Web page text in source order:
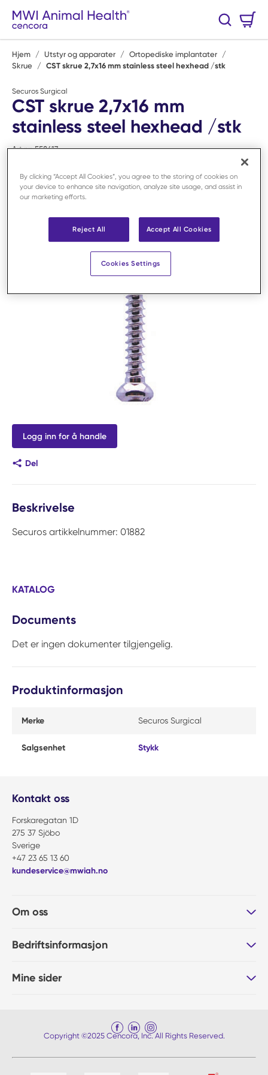
Hopp til hovedinnhold
Søk
Hjem / Utstyr og apparater / Ortopediske implantater /
Skrue
/ CST skrue 2,7x16 mm stainless steel hexhead /stk
Securos Surgical
CST skrue 2,7x16 mm
stainless steel hexhead /stk
Art.nr: F58617
Logg inn for å handle
Del
Beskrivelse
Securos artikkelnummer: 01882
KATALOG
Documents
Det er ingen dokumenter tilgjengelig.
Produktinformasjon
Merke Securos Surgical
Salgsenhet Stykk
Kontakt oss
Forskaregatan 1D
275 37 Sjöbo
Sverige
+47 23 65 13 60
kundeservice@mwiah.no
Om oss
Bedriftsinformasjon
Mine sider
Copyright ©2025 Cencora, Inc. All Rights Reserved.
By clicking “Accept All Cookies”, you agree to the storing of cookies on
your device to enhance site navigation, analyze site usage, and assist in
our marketing efforts.
Reject All Accept All Cookies
Cookies Settings